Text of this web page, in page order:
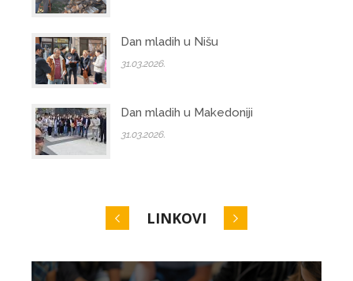
Dan mladih u Nišu
31.03.2026.
Dan mladih u Makedoniji
31.03.2026.
LINKOVI